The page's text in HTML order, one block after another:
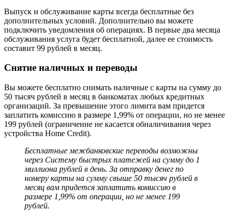
Выпуск и обслуживание карты всегда бесплатные без
дополнительных условий. Дополнительно вы можете
подключить уведомления об операциях. В первые два месяца
обслуживания услуга будет бесплатной, далее ее стоимость
составит 99 рублей в месяц.
Снятие наличных и переводы
Вы можете бесплатно снимать наличные с карты на сумму до
50 тысяч рублей в месяц в банкоматах любых кредитных
организаций. За превышение этого лимита вам придется
заплатить комиссию в размере 1,99% от операции, но не менее
199 рублей (ограничение не касается обналичивания через
устройства Home Credit).
Бесплатные межбанковские переводы возможны
через Систему быстрых платежей на сумму до 1
миллиона рублей в день. За отправку денег по
номеру карты на сумму свыше 50 тысяч рублей в
месяц вам придется заплатить комиссию в
размере 1,99% от операции, но не менее 199
рублей.